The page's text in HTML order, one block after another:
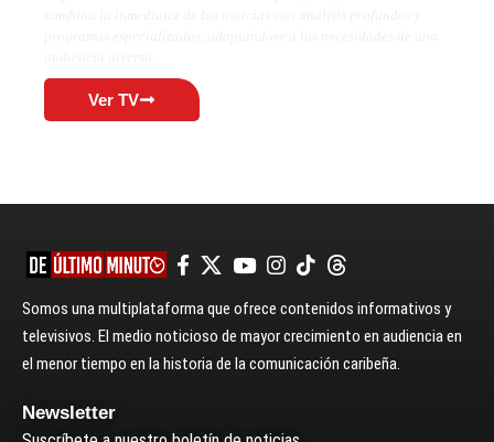
Ver TV
Somos una multiplataforma que ofrece contenidos informativos y
televisivos. El medio noticioso de mayor crecimiento en audiencia en
el menor tiempo en la historia de la comunicación caribeña.
Newsletter